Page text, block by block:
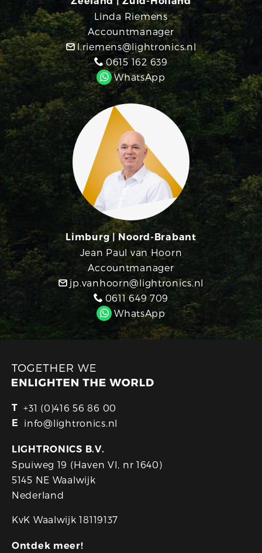
Linda Riemens
Accountmanager
l.riemens@lightronics.nl
0615 162 639
WhatsApp
Limburg | Noord-Brabant
Jean Paul van Hoorn
Accountmanager
jp.vanhoorn@lightronics.nl
0611 649 709
WhatsApp
T +31 (0)416 56 86 00
E
info@lightronics.nl
LIGHTRONICS B.V.
Spuiweg 19 (Haven VI, nr 1640)
5145 NE Waalwijk
Nederland
KvK Waalwijk 18119137
Ontdek meer!